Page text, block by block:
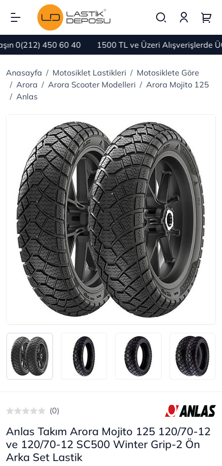
0(212) 450 60 40 1500 TL ve Üzeri Alışverişlerde
Anasayfa Motosiklet Lastikleri
Motosiklete Göre
Arora
Arora Scooter Modelleri
Arora Mojito 125
Anlas
(0)
Anlas Takım Arora Mojito 125 120/70-12
ve 120/70-12 SC500 Winter Grip-2 Ön
Arka Set Lastik